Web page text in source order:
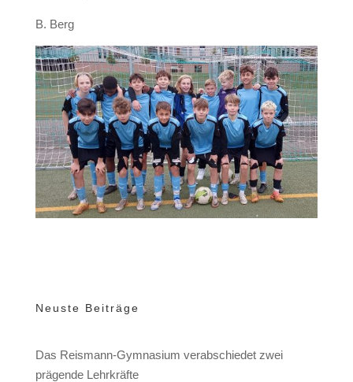
B. Berg
Neuste Beiträge
Das Reismann-Gymnasium verabschiedet zwei
prägende Lehrkräfte